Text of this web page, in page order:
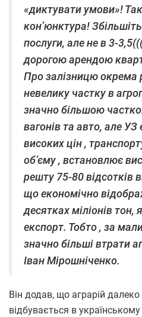
«диктувати умови»!
кон’юнктура!
послуги, але не в 3-
дорогою арендою
Про залізницю окрема
невелику частку в
значно більшою
вагонів та авто, але
високих цін ,
об’єму , встановлює
решту 75-80 відсотків
що економічно
десятках міліонів тон,
експорт. Тобто , за
значно більші втрати
Іван Мірошніченко.
Він додав, що аграрій
відбувається в українському